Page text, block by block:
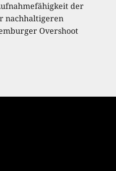
der
nachhaltigeren
Overshoot